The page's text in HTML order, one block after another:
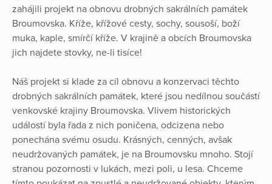
zahájili projekt na obnovu drobných sakrálních památek
Broumovska. Kříže, křížové cesty, sochy, sousoší, boží
muka, kaple, smírčí kříže. V krajině a obcích Broumovska
jich najdete stovky, ne-li tisíce!
Náš projekt si klade za cíl obnovu a konzervaci těchto
drobných sakrálních památek, které jsou nedílnou součástí
venkovské krajiny Broumovska. Vlivem historických
událostí byla řada z nich poničena, odcizena nebo
ponechána svému osudu. Krásných, cenných, avšak
neudržovaných památek, je na Broumovsku mnoho. Stojí
stranou pozornosti v lukách, mezi poli, u lesa. Chceme